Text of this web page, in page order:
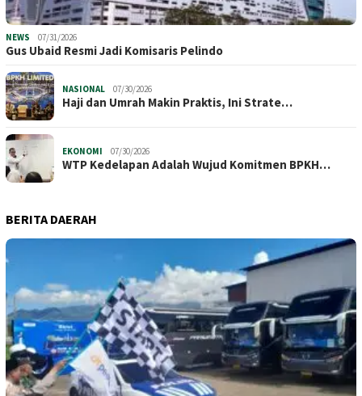
NEWS 07/31/2026
​Gus Ubaid Resmi Jadi Komisaris Pelindo
NASIONAL 07/30/2026
Haji dan Umrah Makin Praktis, Ini Strate…
EKONOMI 07/30/2026
WTP Kedelapan Adalah Wujud Komitmen BPKH…
BERITA DAERAH